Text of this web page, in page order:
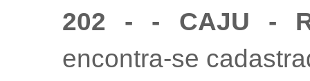
202 - - CAJU -
encontra-se